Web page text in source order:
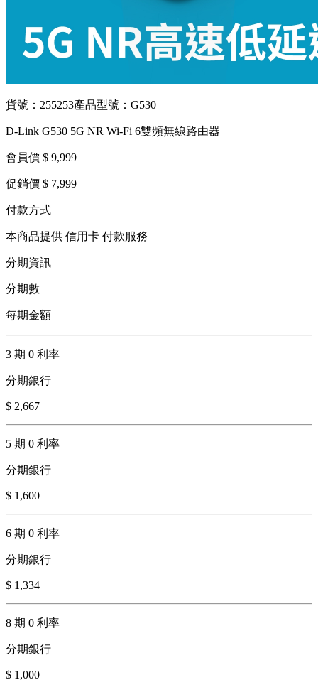
貨號：255253產品型號：G530
D-Link G530 5G NR Wi-Fi 6雙頻無線路由器
會員價 $ 9,999
促銷價 $ 7,999
付款方式
本商品提供 信用卡 付款服務
分期資訊
分期數
每期金額
3 期 0 利率
分期銀行
$ 2,667
5 期 0 利率
分期銀行
$ 1,600
6 期 0 利率
分期銀行
$ 1,334
8 期 0 利率
分期銀行
$ 1,000